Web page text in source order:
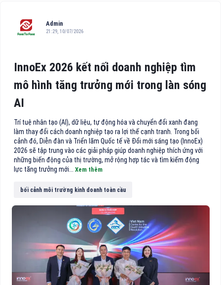
Admin
21:29, 10/07/2026
InnoEx 2026 kết nối doanh nghiệp tìm
mô hình tăng trưởng mới trong làn sóng
AI
Trí tuệ nhân tạo (AI), dữ liệu, tự động hóa và chuyển đổi xanh đang
làm thay đổi cách doanh nghiệp tạo ra lợi thế cạnh tranh. Trong bối
cảnh đó, Diễn đàn và Triển lãm Quốc tế về Đổi mới sáng tạo (InnoEx)
2026 sẽ tập trung vào các giải pháp giúp doanh nghiệp thích ứng với
những biến động của thị trường, mở rộng hợp tác và tìm kiếm động
lực tăng trưởng mới... Xem thêm
bối cảnh môi trường kinh doanh toàn cầu